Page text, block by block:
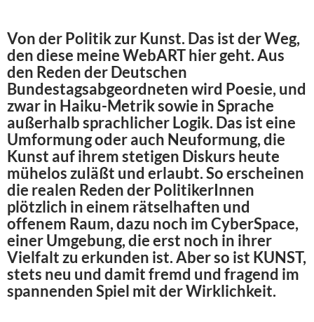
Von der Politik zur Kunst. Das ist der Weg,
den diese meine WebART hier geht. Aus
den Reden der Deutschen
Bundestagsabgeordneten wird Poesie, und
zwar in Haiku-Metrik sowie in Sprache
außerhalb sprachlicher Logik. Das ist eine
Umformung oder auch Neuformung, die
Kunst auf ihrem stetigen Diskurs heute
mühelos zuläßt und erlaubt. So erscheinen
die realen Reden der PolitikerInnen
plötzlich in einem rätselhaften und
offenem Raum, dazu noch im CyberSpace,
einer Umgebung, die erst noch in ihrer
Vielfalt zu erkunden ist. Aber so ist KUNST,
stets neu und damit fremd und fragend im
spannenden Spiel mit der Wirklichkeit.